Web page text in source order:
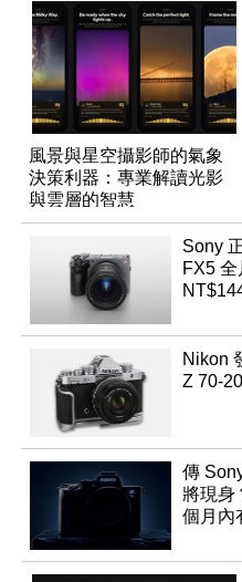
風景與星空攝影師的氣象
決策利器：專業解讀光影
與雲層的智慧
App「Atmos」登場
Sony
FX5
Nikon
Z 70-
傳
將現身
個月內